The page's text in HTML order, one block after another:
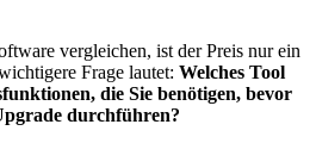
vergleichen, ist der Preis nur ein
Frage lautet: Welches Tool
die Sie benötigen, bevor
durchführen?